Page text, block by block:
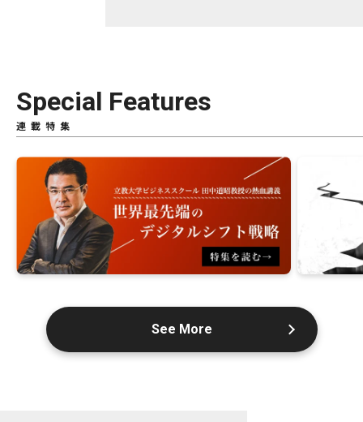
Special Features
連載特集
See More